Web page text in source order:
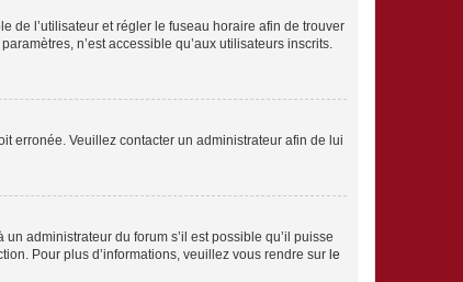
de l’utilisateur et régler le fuseau horaire afin de trouver
n’est accessible qu’aux utilisateurs inscrits.
erronée. Veuillez contacter un administrateur afin de lui
administrateur du forum s’il est possible qu’il puisse
Pour plus d’informations, veuillez vous rendre sur le